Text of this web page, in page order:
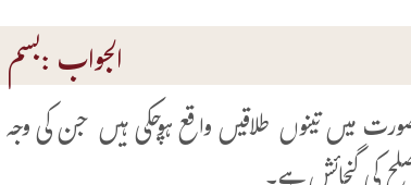
الجواب :بسم
میں تینوں طلاقیں واقع ہوچکی ہیں جن کی